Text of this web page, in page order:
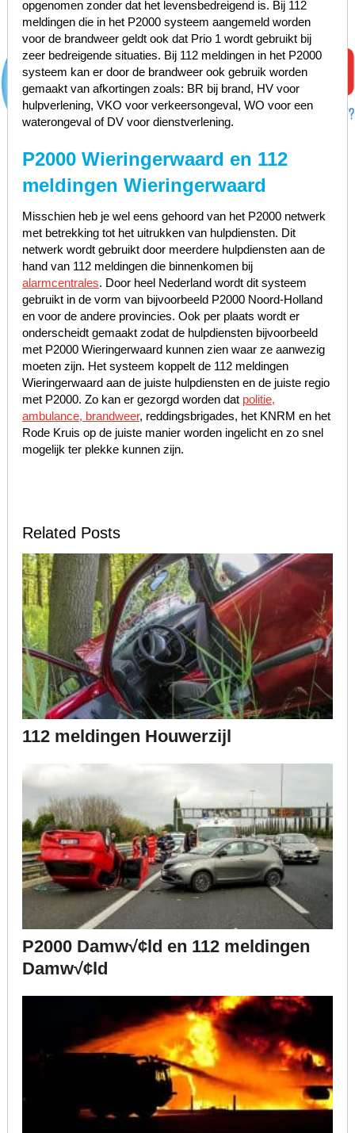
opgenomen zonder dat het levensbedreigend is. Bij 112
meldingen die in het P2000 systeem aangemeld worden
voor de brandweer geldt ook dat Prio 1 wordt gebruikt bij
zeer bedreigende situaties. Bij 112 meldingen in het P2000
systeem kan er door de brandweer ook gebruik worden
gemaakt van afkortingen zoals: BR bij brand, HV voor
hulpverlening, VKO voor verkeersongeval, WO voor een
waterongeval of DV voor dienstverlening.
P2000 Wieringerwaard en 112
meldingen Wieringerwaard
Misschien heb je wel eens gehoord van het P2000 netwerk
met betrekking tot het uitrukken van hulpdiensten. Dit
netwerk wordt gebruikt door meerdere hulpdiensten aan de
hand van 112 meldingen die binnenkomen bij
alarmcentrales. Door heel Nederland wordt dit systeem
gebruikt in de vorm van bijvoorbeeld P2000 Noord-Holland
en voor de andere provincies. Ook per plaats wordt er
onderscheidt gemaakt zodat de hulpdiensten bijvoorbeeld
met P2000 Wieringerwaard kunnen zien waar ze aanwezig
moeten zijn. Het systeem koppelt de 112 meldingen
Wieringerwaard aan de juiste hulpdiensten en de juiste regio
met P2000. Zo kan er gezorgd worden dat politie,
ambulance, brandweer, reddingsbrigades, het KNRM en het
Rode Kruis op de juiste manier worden ingelicht en zo snel
mogelijk ter plekke kunnen zijn.
Related Posts
112 meldingen Houwerzijl
P2000 Damw√¢ld en 112 meldingen
Damw√¢ld